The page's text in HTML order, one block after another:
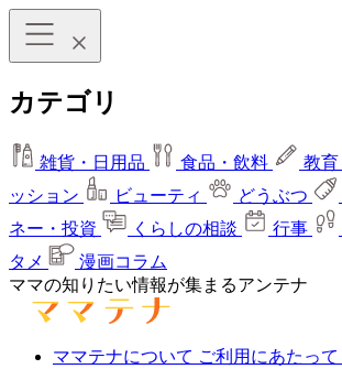
カテゴリ
雑貨・日用品 食品・飲料 教育
ッション
ビューティ どうぶつ
ネー・投資
くらしの相談 行事
タメ
漫画コラム
ママの知りたい情報が集まるアンテナ
ママテナについて ご利用にあたって